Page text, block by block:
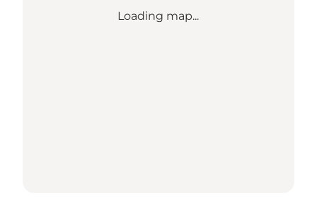
Loading map...